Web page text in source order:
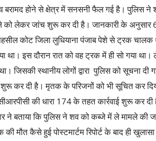
बरामद होने से क्षेत्र में सनसनी फैल गई है। पुलिस ने
को लेकर जांच शुरू कर दी है। जानकारी के अनुसार
कोट जिला लुधियाना पंजाब पेशे से ट्रक चालक
था। इस दौरान रात को वह ट्रक में ही सो गया
जिसकी स्थानीय लोगों द्वारा पुलिस को सूचना दी
कर दी है। मृतक के परिजनों को भी सूचित कर
की धारा 174 के तहत कार्रवाई शुरू कर
ने बताया कि पुलिस ने शव को कब्जे में ले मामले की
मौत कैसे हुई पोस्टमार्टम रिपोर्ट के बाद ही खुलासा